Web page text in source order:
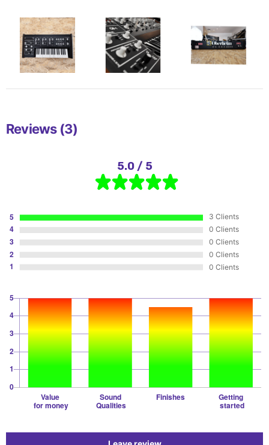
Reviews (3)
5.0 / 5
3 Clients
0 Clients
0 Clients
0 Clients
0 Clients